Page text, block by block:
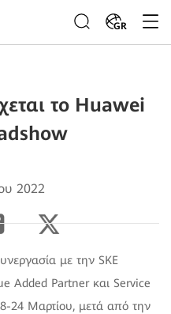
GR
το Huawei
2022
με την SKE
Added Partner και Service
24 Μαρτίου, μετά από την